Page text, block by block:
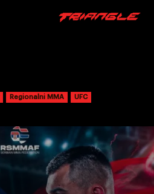
Regionalni MMA UFC